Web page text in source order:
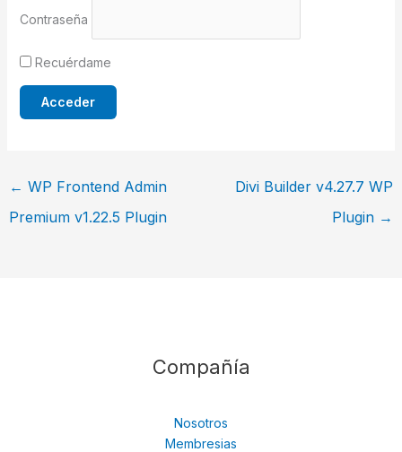
Contraseña
Recuérdame
← WP Frontend Admin
Premium v1.22.5 Plugin
Divi Builder v4.27.7 WP
Plugin →
Compañía
Nosotros
Membresias